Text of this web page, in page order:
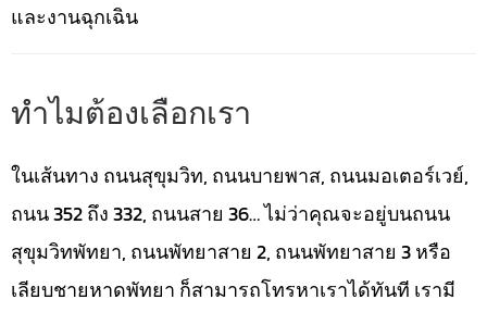
และงานฉุกเฉิน
ทำไมต้องเลือกเรา
ในเส้นทาง ถนนสุขุมวิท, ถนนบายพาส, ถนนมอเตอร์เวย์,
ถนน 352 ถึง 332, ถนนสาย 36… ไม่ว่าคุณจะอยู่บนถนน
สุขุมวิทพัทยา, ถนนพัทยาสาย 2, ถนนพัทยาสาย 3 หรือ
เลียบชายหาดพัทยา ก็สามารถโทรหาเราได้ทันที เรามี